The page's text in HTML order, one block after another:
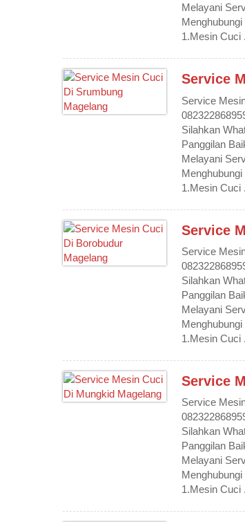
Melayani
1.Mesin Cuci
Service
Service
Silahkan
Panggilan
Melayani
1.Mesin Cuci
Service
Service
Silahkan
Panggilan
Melayani
1.Mesin Cuci
Service
Service
Silahkan
Panggilan
Melayani
1.Mesin Cuci